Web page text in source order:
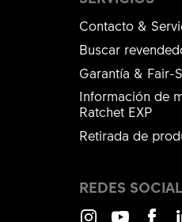
Contacto &
Buscar
Garantía & Fair-
Información de
Ratchet EXP
Retirada de
REDES